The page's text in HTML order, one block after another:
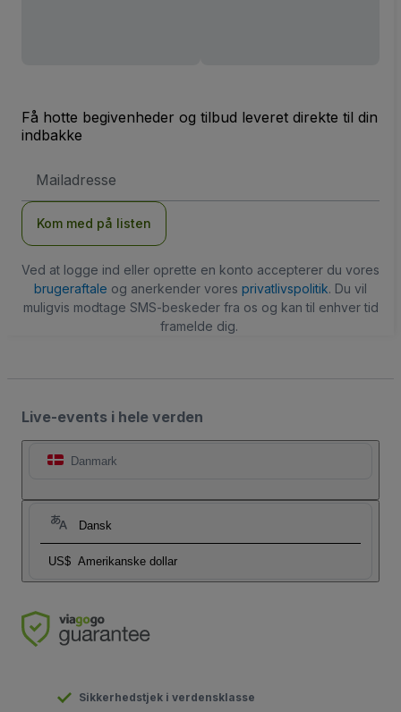
Få hotte begivenheder og tilbud leveret direkte til din
indbakke
adresse
Kom med på listen
Ved at logge ind eller oprette en konto accepterer du vores
brugeraftale og anerkender vores privatlivspolitik. Du vil
muligvis modtage SMS-beskeder fra os og kan til enhver tid
framelde dig.
Live-events i hele verden
Danmark
Dansk
US$ Amerikanske dollar
Sikkerhedstjek i verdensklasse